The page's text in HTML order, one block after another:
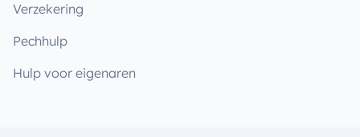
Verzekering
Pechhulp
Hulp voor eigenaren